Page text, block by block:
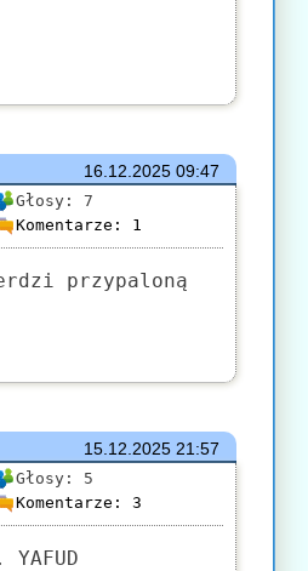
16.12.202509:47
Głosy: 7
Komentarze: 1
przypaloną
15.12.202521:57
Głosy: 5
Komentarze: 3